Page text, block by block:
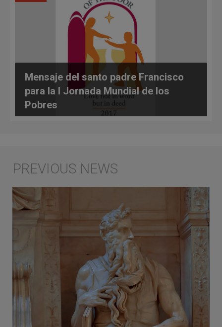
Mensaje del santo padre Francisco
para la I Jornada Mundial de los
Pobres